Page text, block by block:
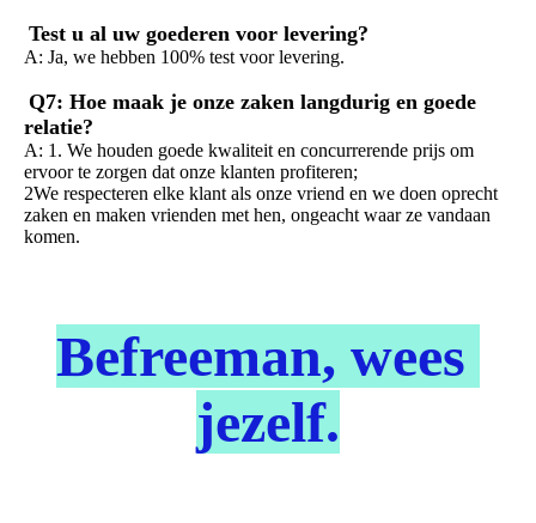
Test u al uw goederen voor levering?
A: Ja, we hebben 100% test voor levering.
Q7: Hoe maak je onze zaken langdurig en goede
relatie?
A: 1. We houden goede kwaliteit en concurrerende prijs om
ervoor te zorgen dat onze klanten profiteren;
2We respecteren elke klant als onze vriend en we doen oprecht
zaken en maken vrienden met hen, ongeacht waar ze vandaan
komen.
Befreeman, wees
jezelf.